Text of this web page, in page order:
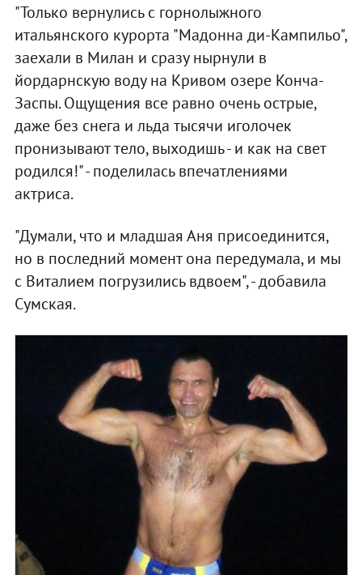
"Только вернулись с горнолыжного
итальянского курорта "Мадонна ди-Кампильо",
заехали в Милан и сразу нырнули в
йордарнскую воду на Кривом озере Конча-
Заспы. Ощущения все равно очень острые,
даже без снега и льда тысячи иголочек
пронизывают тело, выходишь - и как на свет
родился!" - поделилась впечатлениями
актриса.
"Думали, что и младшая Аня присоединится,
но в последний момент она передумала, и мы
с Виталием погрузились вдвоем", - добавила
Сумская.